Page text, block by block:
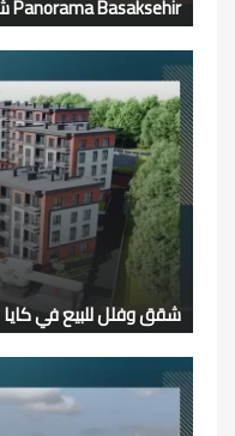
Panorama Basaksehir شقق فاخرة للبيع في باشاك شهير
شقق وفلل للبيع في